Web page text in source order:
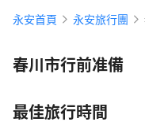
永安首頁 永安旅行團
春川市行前准備
最佳旅行時間